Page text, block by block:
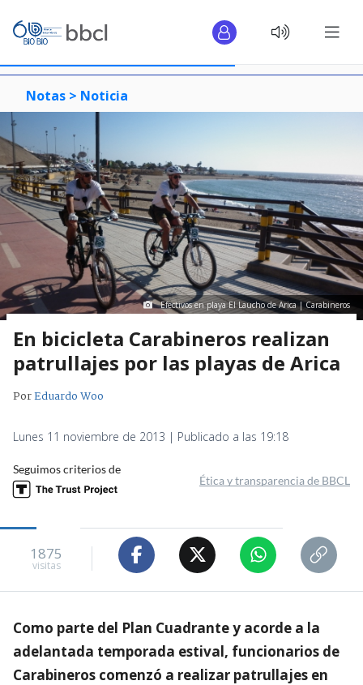
Notas > Noticia
Efectivos en playa El Laucho de Arica | Carabineros
En bicicleta Carabineros realizan
patrullajes por las playas de Arica
PorEduardo Woo
Lunes 11 noviembre de 2013 | Publicado a las 19:18
Seguimos criterios de
Ética y transparencia de BBCL
1875
visitas
Como parte del Plan Cuadrante y acorde a la
adelantada temporada estival, funcionarios de
Carabineros comenzó a realizar patrullajes en